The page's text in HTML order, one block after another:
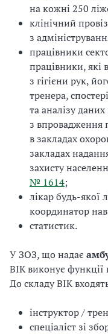
на кожні 250
клінічний
з
працівники
працівники, які
з гігієни рук,
тренера,
та аналізу даних
з впровадження
в закладах
закладах
захисту
№ 1614;
лікар будь-якої
координатор
статистик.
У ЗОЗ, що надає
ВІК виконує функції
До складу ВІК
інструктор /
спеціаліст зі